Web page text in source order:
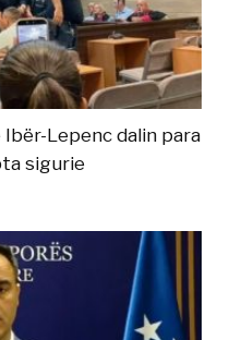
Lepenc dalin para
sigurie